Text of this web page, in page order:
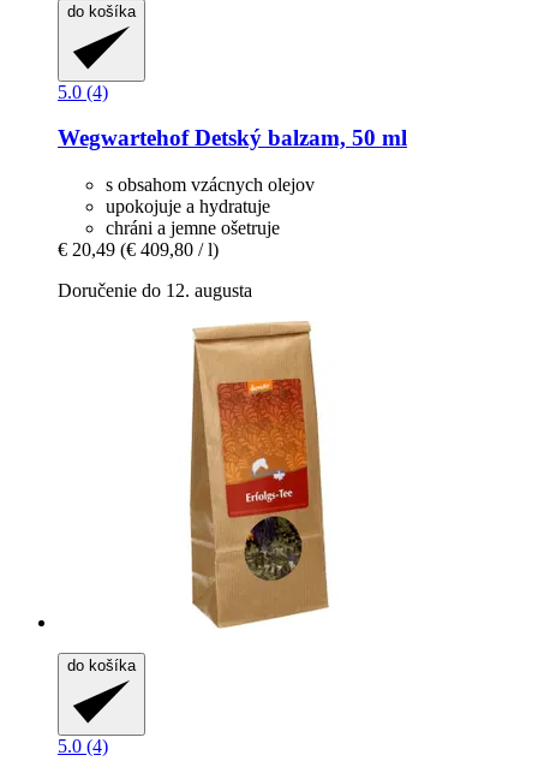
do košíka
5.0 (4)
WegwartehofDetský balzam, 50 ml
s obsahom vzácnych olejov
upokojuje a hydratuje
chráni a jemne ošetruje
€ 20,49 (€ 409,80 / l)
Doručenie do 12. augusta
do košíka
5.0 (4)